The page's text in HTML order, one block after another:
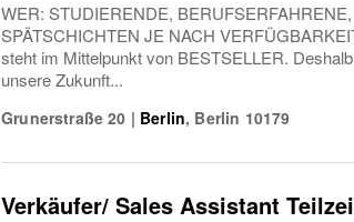
WER: STUDIERENDE,
SPÄTSCHICHTEN JE NACH
steht im Mittelpunkt von BESTSELLER.
unsere Zukunft...
Grunerstraße 20 | Berlin, Berlin 10179
Verkäufer/ Sales Assistant